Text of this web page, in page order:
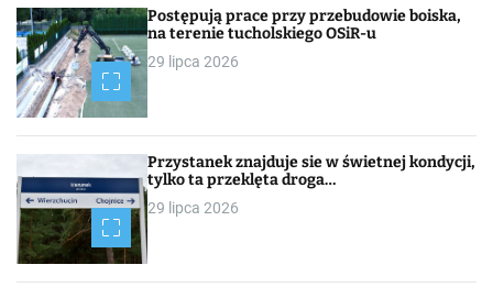
Postępują prace przy przebudowie boiska,
na terenie tucholskiego OSiR-u
29 lipca 2026
Przystanek znajduje sie w świetnej kondycji,
tylko ta przeklęta droga…
29 lipca 2026